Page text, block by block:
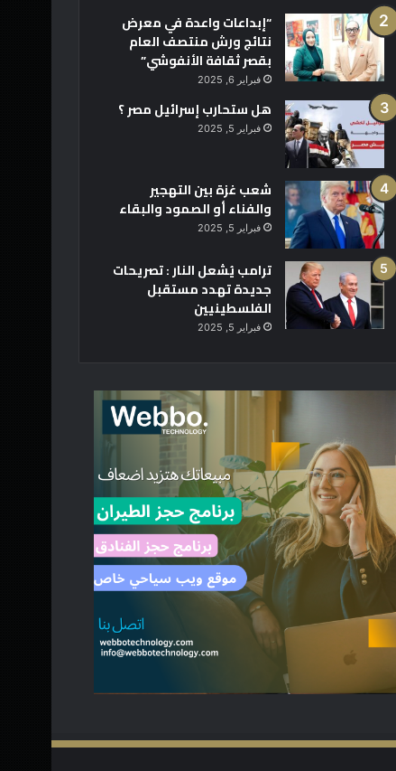
“إبداعات واعدة في معرض
نتائج ورش منتصف العام
بقصر ثقافة الأنفوشي”
فبراير 6, 2025
هل ستحارب إسرائيل مصر ؟
فبراير 5, 2025
شعب غزة بين التهجير
والفناء أو الصمود والبقاء
فبراير 5, 2025
ترامب يُشعل النار : تصريحات
جديدة تهدد مستقبل
الفلسطينيين
فبراير 5, 2025